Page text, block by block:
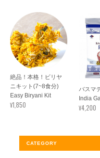
絶品！本格！ビリヤ
ニキット(7~8食分)
Easy Biryani Kit
¥1,850
バスマ
India
¥4,200
CATEGORY